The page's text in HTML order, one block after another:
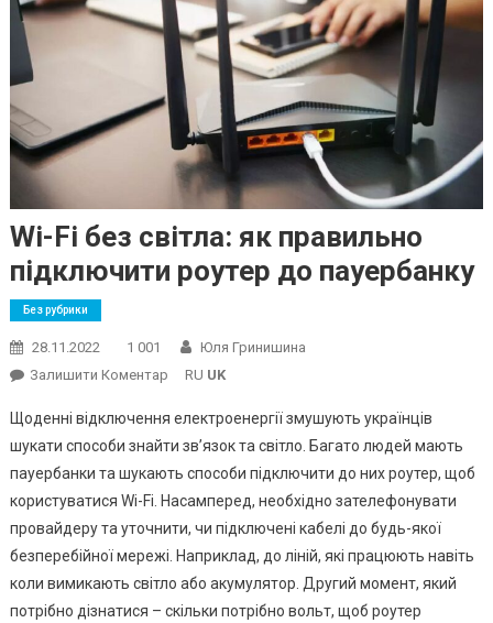
Wi-Fi без світла: як правильно
підключити роутер до пауербанку
Без рубрики
28.11.2022 1 001
Юля Гринишина
Залишити КоментарOn
Fi
Без
Світла:
Як
Правильно
Підключити
Роутер
До
RU UK
Щоденні відключення електроенергії змушують українців
шукати способи знайти зв’язок та світло. Багато людей мають
пауербанки та шукають способи підключити до них роутер, щоб
користуватися Wi-Fi. Насамперед, необхідно зателефонувати
провайдеру та уточнити, чи підключені кабелі до будь-якої
безперебійної мережі. Наприклад, до ліній, які працюють навіть
коли вимикають світло або акумулятор. Другий момент, який
потрібно дізнатися – скільки потрібно вольт, щоб роутер